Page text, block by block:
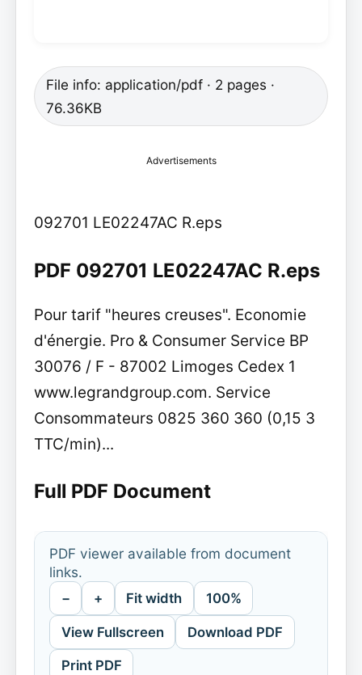
File info: application/pdf · 2 pages ·
76.36KB
Advertisements
092701 LE02247AC R.eps
PDF 092701 LE02247AC R.eps
Pour tarif "heures creuses". Economie
d'énergie. Pro & Consumer Service BP
30076 / F - 87002 Limoges Cedex 1
www.legrandgroup.com. Service
Consommateurs 0825 360 360 (0,15 3
TTC/min)...
Full PDF Document
PDF viewer available from document
links.
− + Fit width 100%
View Fullscreen Download PDF
Print PDF